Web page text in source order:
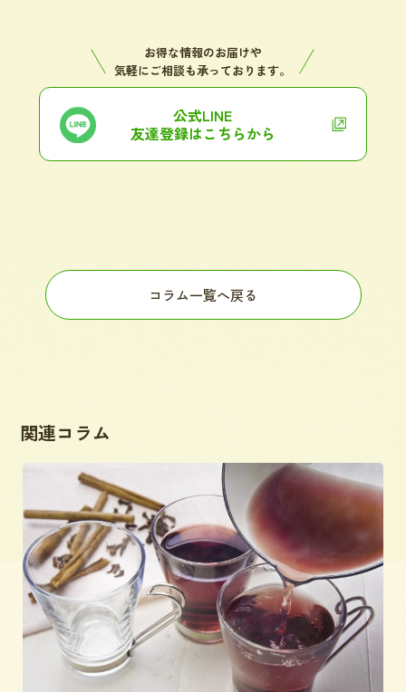
お得な情報のお届けや
気軽にご相談も承っております。
公式LINE
友達登録はこちらから
コラム一覧へ戻る
関連コラム